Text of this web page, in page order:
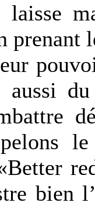
laisse
prenant
aussi
bien